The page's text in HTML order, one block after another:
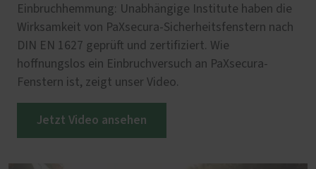
Einbruchhemmung: Unabhängige Institute haben die
Wirksamkeit von PaXsecura-Sicherheitsfenstern nach
DIN EN 1627 geprüft und zertifiziert. Wie
hoffnungslos ein Einbruchversuch an PaXsecura-
Fenstern ist, zeigt unser Video.
Jetzt Video ansehen